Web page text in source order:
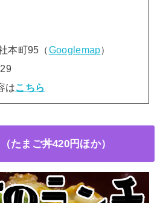
本町95（Googlemap）
はこちら
たまご丼420円ほか）